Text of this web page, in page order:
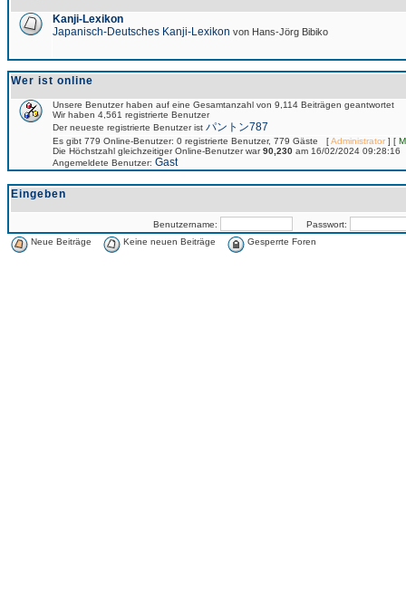
Kanji-Lexikon
Japanisch-Deutsches Kanji-Lexikon von Hans-Jörg Bibiko
Wer ist online
Unsere Benutzer haben auf eine Gesamtanzahl von 9,114 Beiträgen geantwortet
Wir haben 4,561 registrierte Benutzer
Der neueste registrierte Benutzer ist パントン787
Es gibt 779 Online-Benutzer: 0 registrierte Benutzer, 779 Gäste [Administrator] [
Die Höchstzahl gleichzeitiger Online-Benutzer war90,230 am 16/02/2024 09:28:16
Angemeldete Benutzer: Gast
Eingeben
Benutzername:
Passwort:
Neue Beiträge
Keine neuen Beiträge Gesperrte Foren